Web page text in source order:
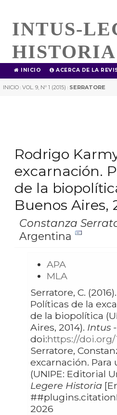
INTUS-
HISTORIA
INICIO ACERCA DE LA
INICIO | VOL. 9, Nº 1 (2015) | SERRATORE
Rodrigo
excarnación.
de la
Buenos Aires,
Constanza
Argentina
APA
MLA
Serratore, C. (2016). Rodrigo Karmy Bolton,
Políticas de la
de la biopolítica
Aires, 2014). Intus
doi:https://doi.org/
Serratore, Constanza. "Rodrigo Karmy Bolton,
excarnación.
(UNIPE: Editorial
Legere Historia
2026